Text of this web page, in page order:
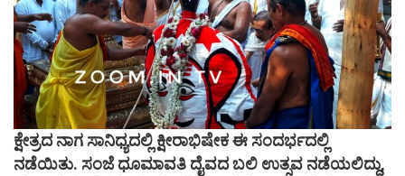
ಕ್ಷೇತ್ರದ ನಾಗ ಸಾನಿಧ್ಯದಲ್ಲಿ ಕ್ಷೀರಾಭಿಷೇಕ ಈ ಸಂದರ್ಭದಲ್ಲಿ
ನಡೆಯಿತು. ಸಂಜೆ ಧೂಮಾವತಿ ದೈವದ ಬಲಿ ಉತ್ಸವ ನಡೆಯಲಿದ್ದು,